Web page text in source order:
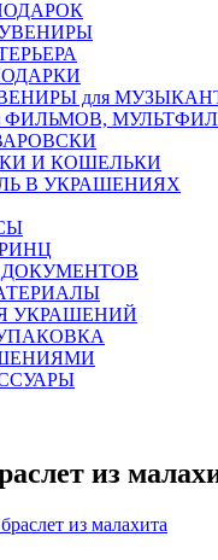
для
ФИЛЬМОВ,
И КОШЕЛЬКИ
В УКРАШЕНИЯХ
УКРАШЕНИЙ
из